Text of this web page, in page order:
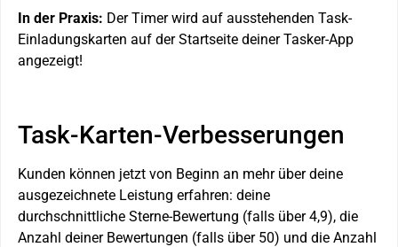
In der Praxis: Der Timer wird auf ausstehenden Task-
Einladungskarten auf der Startseite deiner Tasker-App
angezeigt!
Task-Karten-Verbesserungen
Kunden können jetzt von Beginn an mehr über deine
ausgezeichnete Leistung erfahren: deine
durchschnittliche Sterne-Bewertung (falls über 4,9), die
Anzahl deiner Bewertungen (falls über 50) und die Anzahl